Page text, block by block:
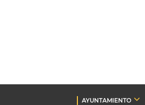
AYUNTAMIENTO